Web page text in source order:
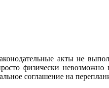
акты не
физически
соглашение на